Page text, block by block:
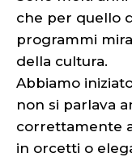
che per quello
programmi
della cultura.
Abbiamo
non si parlava
correttamente
in orcetti o